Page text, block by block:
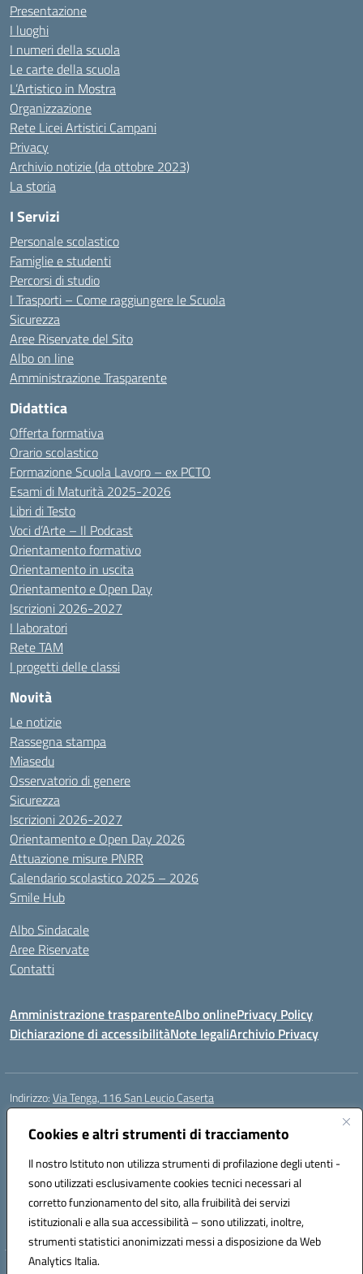
Cookies e altri strumenti di tracciamento
Il nostro Istituto non utilizza strumenti di profilazione degli utenti -
sono utilizzati esclusivamente cookies tecnici necessari al
corretto funzionamento del sito, alla fruibilità dei servizi
istituzionali e alla sua accessibilità – sono utilizzati, inoltre,
strumenti statistici anonimizzati messi a disposizione da Web
Analytics Italia.
Presentazione
I luoghi
I numeri della scuola
Le carte della scuola
L’Artistico in Mostra
Organizzazione
Rete Licei Artistici Campani
Privacy
Archivio notizie (da ottobre 2023)
La storia
I Servizi
Personale scolastico
Famiglie e studenti
Percorsi di studio
I Trasporti – Come raggiungere le Scuola
Sicurezza
Aree Riservate del Sito
Albo on line
Amministrazione Trasparente
Didattica
Offerta formativa
Orario scolastico
Formazione Scuola Lavoro – ex PCTO
Esami di Maturità 2025-2026
Libri di Testo
Voci d’Arte – Il Podcast
Orientamento formativo
Orientamento in uscita
Orientamento e Open Day
Iscrizioni 2026-2027
I laboratori
Rete TAM
I progetti delle classi
Novità
Le notizie
Rassegna stampa
Miasedu
Osservatorio di genere
Sicurezza
Iscrizioni 2026-2027
Orientamento e Open Day 2026
Attuazione misure PNRR
Calendario scolastico 2025 – 2026
Smile Hub
Albo Sindacale
Aree Riservate
Contatti
Amministrazione trasparenteAlbo onlinePrivacy Policy
Dichiarazione di accessibilitàNote legaliArchivio Privacy
Indirizzo:Via Tenga, 116 San Leucio Caserta
Centralino:
Posta elettronica certificata (PEC):ceis042009@pec.istruzione.it
Codice fiscale: 93098380616
Codice meccanografico:CEIS042009
Codice Indice delle Pubbliche Amministrazioni (IPA): islasleu
Codice unico di fatturazione (CUF): UFLTNX